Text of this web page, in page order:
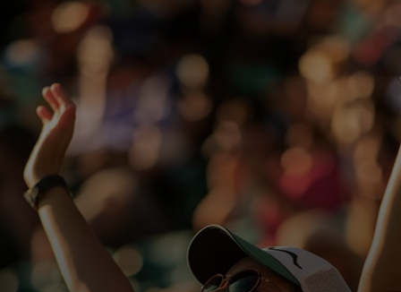
Для вас
Для бизнеса
Для всего мира
Для новаторов
Новости и тренды